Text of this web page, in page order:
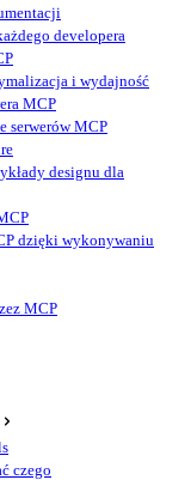
developera
i wydajność
MCP
serwerów MCP
designu dla
dzięki wykonywaniu
MCP
czego